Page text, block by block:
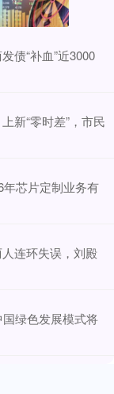
债“补血”近3000
新“零时差”，市民
芯片定制业务有
连环失误，刘殿
绿色发展模式将